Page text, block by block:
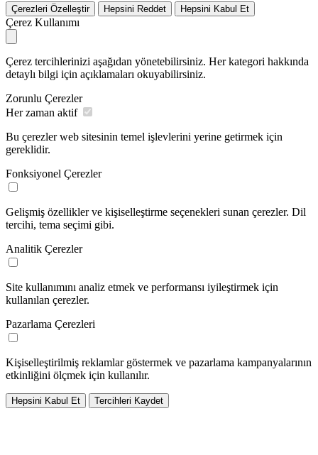
Çerezleri Özelleştir Hepsini Reddet Hepsini Kabul Et
Çerez Kullanımı
Çerez tercihlerinizi aşağıdan yönetebilirsiniz. Her kategori hakkında
detaylı bilgi için açıklamaları okuyabilirsiniz.
Zorunlu Çerezler
Her zaman aktif
Bu çerezler web sitesinin temel işlevlerini yerine getirmek için
gereklidir.
Fonksiyonel Çerezler
Gelişmiş özellikler ve kişiselleştirme seçenekleri sunan çerezler. Dil
tercihi, tema seçimi gibi.
Analitik Çerezler
Site kullanımını analiz etmek ve performansı iyileştirmek için
kullanılan çerezler.
Pazarlama Çerezleri
Kişiselleştirilmiş reklamlar göstermek ve pazarlama kampanyalarının
etkinliğini ölçmek için kullanılır.
Hepsini Kabul Et Tercihleri Kaydet